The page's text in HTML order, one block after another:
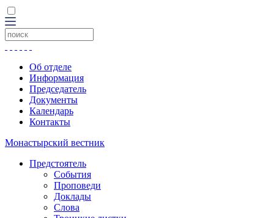
Об отделе
Информация
Председатель
Документы
Календарь
Контакты
Монастырский вестник
Предстоятель
События
Проповеди
Доклады
Слова